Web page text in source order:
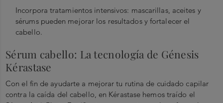
Incorpora tratamientos intensivos: mascarillas, aceites y
sérums pueden mejorar los resultados y fortalecer el
cabello.
Sérum cabello: La tecnología de Génesis
Kérastase
Con el fin de ayudarte a mejorar tu rutina de cuidado capilar
contra la caída del cabello, en Kérastase hemos traído el